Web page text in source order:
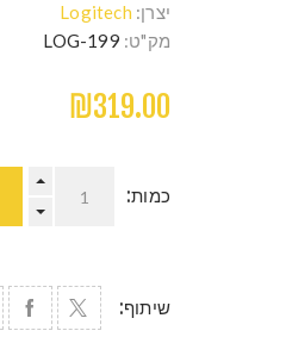
יצרן: Logitech
מק"ט: LOG-199
₪319.00
כמות:
שיתוף: